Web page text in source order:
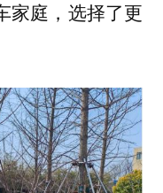
家庭，选择了更